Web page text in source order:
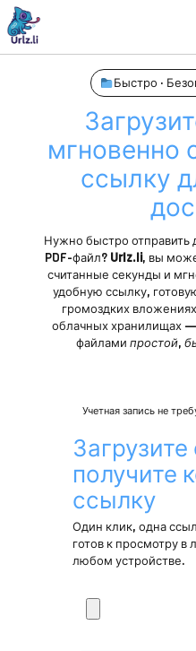
Быстро ·
мгновенно
ссылку
Нужно быстро отправить
PDF-файл? Urlz.li, вы
считанные секунды и
удобную ссылку,
громоздких
облачных хранилищах
файлами простой,
Учетная запись не
получите
ссылку
Один клик, одна
готов к просмотру
любом устройстве.